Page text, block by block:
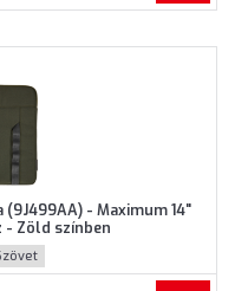
- Maximum 14"
Zöld színben